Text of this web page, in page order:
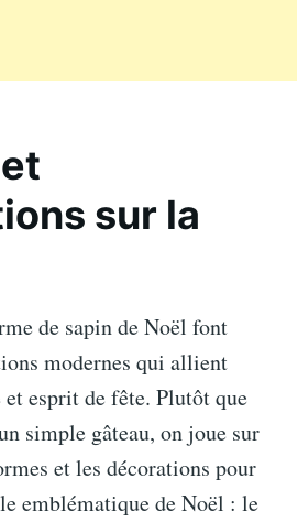
sur la
de sapin de Noël font
modernes qui allient
esprit de fête. Plutôt que
simple gâteau, on joue sur
et les décorations pour
emblématique de Noël : le